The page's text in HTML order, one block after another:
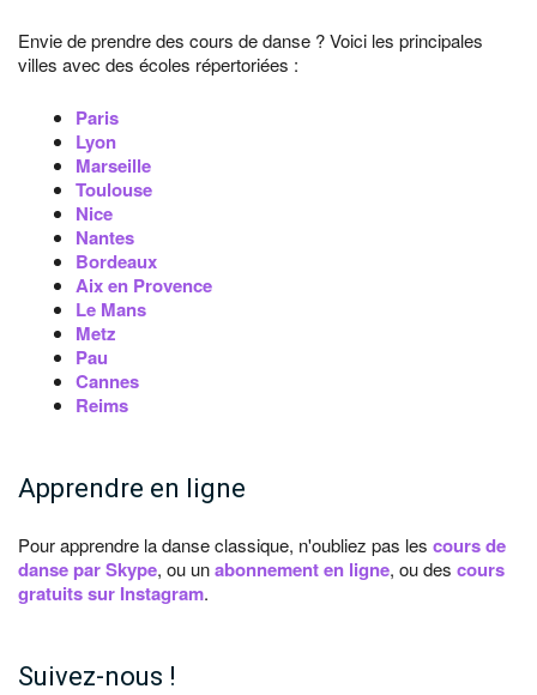
Envie de prendre des cours de danse ? Voici les principales
villes avec des écoles répertoriées :
Paris
Lyon
Marseille
Toulouse
Nice
Nantes
Bordeaux
Aix en Provence
Le Mans
Metz
Pau
Cannes
Reims
Apprendre en ligne
Pour apprendre la danse classique, n'oubliez pas les cours de
danse par Skype, ou unabonnement en ligne, ou des cours
gratuits sur Instagram.
Suivez-nous !